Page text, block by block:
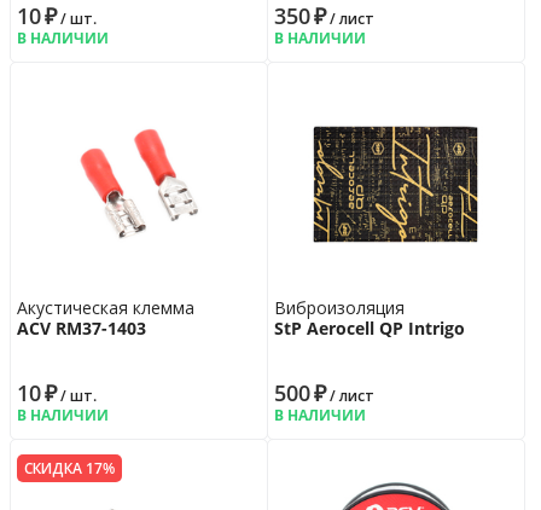
10₽/ шт.
В НАЛИЧИИ
350₽/ лист
В НАЛИЧИИ
Акустическая клемма
ACV RM37-1403
10₽/ шт.
В НАЛИЧИИ
Виброизоляция
StP Aerocell QP Intrigo
500₽/ лист
В НАЛИЧИИ
СКИДКА 17%